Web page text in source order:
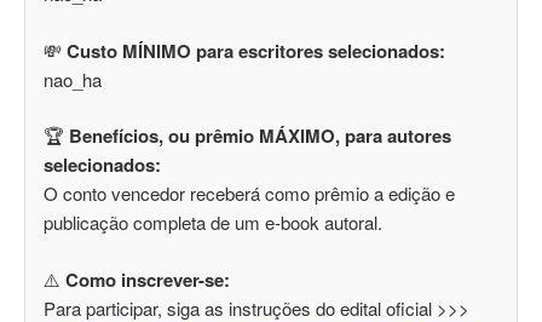
💸 Custo MÍNIMO para escritores selecionados:
nao_ha
🏆 Benefícios, ou prêmio MÁXIMO, para autores
selecionados:
O conto vencedor receberá como prêmio a edição e
publicação completa de um e-book autoral.
⚠️ Como inscrever-se:
Para participar, siga as instruções do edital oficial >>>